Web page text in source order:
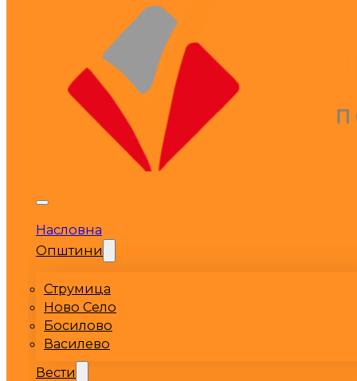
Насловна
Општини
Струмица
Ново Село
Босилово
Василево
Вести